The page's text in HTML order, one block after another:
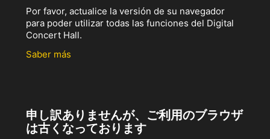
Por favor, actualice la versión de su navegador
para poder utilizar todas las funciones del Digital
Concert Hall.
Saber más
申し訳ありませんが、ご利用のブラウザ
は古くなっております